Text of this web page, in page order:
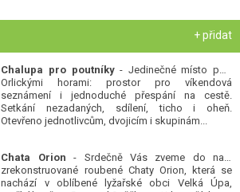
+ přidat
Chalupa pro poutníky- Jedinečné místo pod
Orlickými horami: prostor pro víkendová
seznámení i jednoduché přespání na cestě.
Setkání nezadaných, sdílení, ticho i oheň.
Otevřeno jednotlivcům, dvojicím i skupinám...
Chata Orion - Srdečně Vás zveme do naší
zrekonstruované roubené Chaty Orion, která se
nachází v oblíbené lyžařské obci Velká Úpa,